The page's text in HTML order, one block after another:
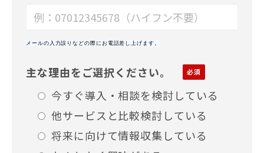
メールの入力誤りなどの際にお電話差し上げます。
主な理由をご選択ください。
今すぐ導入・相談を検討している
他サービスと比較検討している
将来に向けて情報収集している